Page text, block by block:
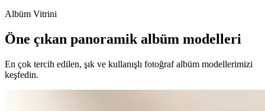
Albüm Vitrini
Öne çıkan panoramik albüm modelleri
En çok tercih edilen, şık ve kullanışlı fotoğraf albüm modellerimizi
keşfedin.